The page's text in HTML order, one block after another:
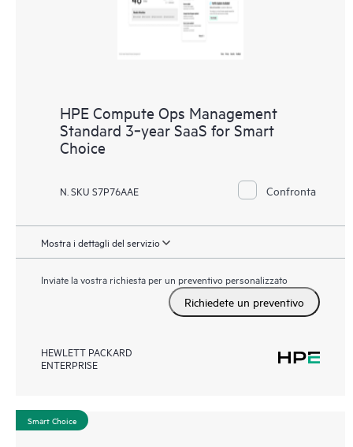
HPE Compute Ops Management
Standard 3‑year SaaS for Smart
Choice
N. SKU S7P76AAE Confronta
Mostra i dettagli del servizio
Inviate la vostra richiesta per un preventivo personalizzato
Richiedete un preventivo
HEWLETT PACKARD
ENTERPRISE
Smart Choice